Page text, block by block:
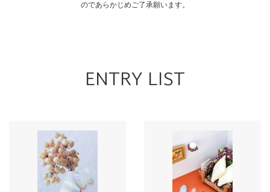
のであらかじめご了承願います。
ENTRY LIST